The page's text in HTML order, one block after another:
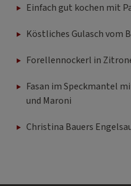
Einfach gut kochen mit
Köstliches Gulasch vom
Forellennockerl in
Fasan im Speckmantel
und Maroni
Christina Bauers